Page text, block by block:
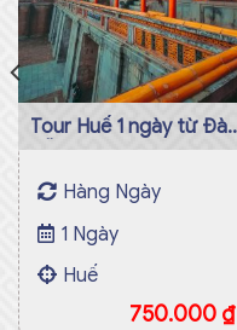
Tour Huế 1 ngày từ Đà
Nẵng
750.000 ₫
Hàng Ngày
1 Ngày
Huế